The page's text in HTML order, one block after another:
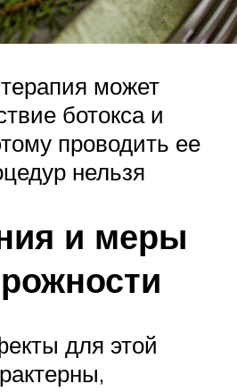
может
ботокса и
проводить ее
нельзя
и меры
для этой